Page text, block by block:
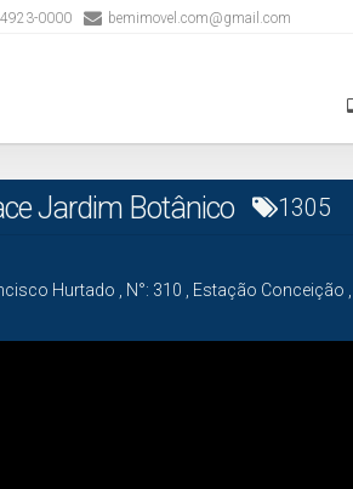
0000 bemimovel.com@gmail.com
Jardim Botânico 1305
Hurtado N°: 310 Estação Conceição